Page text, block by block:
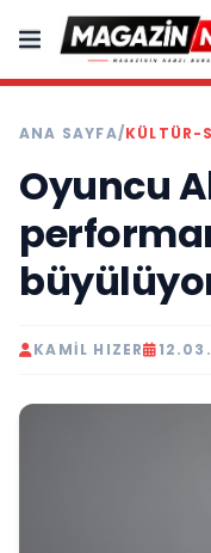
ANA SAYFA/KÜLTÜR-
Oyuncu
KAMIL HIZER